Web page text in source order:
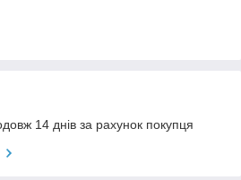
14 днів за рахунок покупця